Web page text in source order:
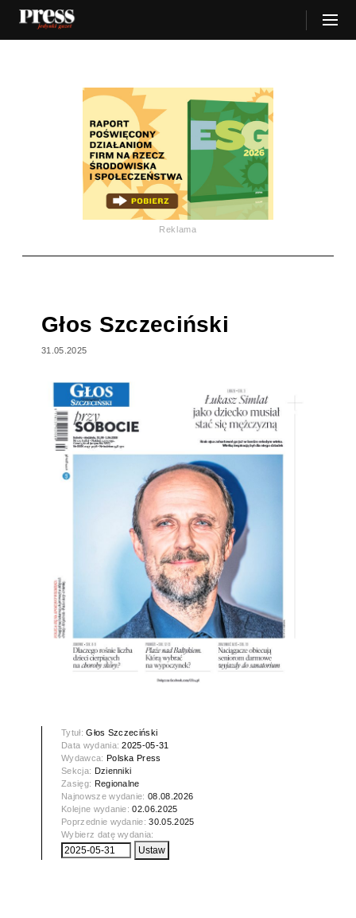
Reklama
Głos Szczeciński
31.05.2025
Tytuł:Głos Szczeciński
Data wydania:2025-05-31
Wydawca: Polska Press
Sekcja: Dzienniki
Zasięg: Regionalne
Najnowsze wydanie:08.08.2026
Kolejne wydanie:02.06.2025
Poprzednie wydanie:30.05.2025
Wybierz datę wydania: